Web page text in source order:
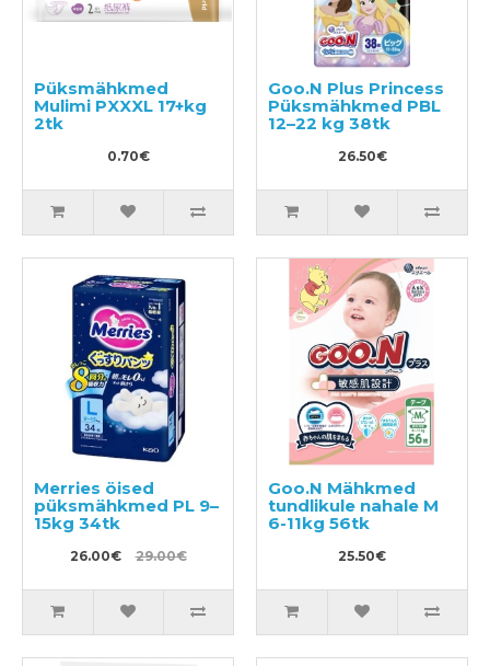
Püksmähkmed
Mulimi PXXXL 17+kg
2tk
0.70€
Goo.N Plus Princess
Püksmähkmed PBL
12–22 kg 38tk
26.50€
Merries öised
püksmähkmed PL 9–
15kg 34tk
26.00€ 29.00€
Goo.N Mähkmed
tundlikule nahale M
6-11kg 56tk
25.50€